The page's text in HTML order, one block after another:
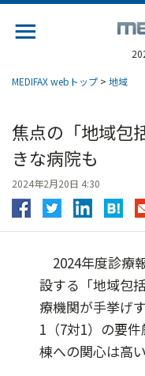
MEDIFAX webトップ > 地域
焦点の「地域包
きな病院も
2024年2月20日 4:30
2024年度診療
設する「地域包
療機関が手挙げ
1（7対1）の要
棟への関心は高